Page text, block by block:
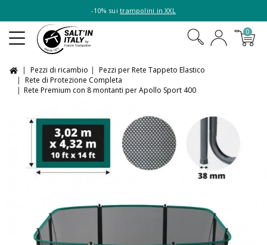
-10% suitrampolini in XXL
0
Pezzi di ricambio
Pezzi per Rete Tappeto Elastico
Rete di Protezione Completa
Rete Premium con 8 montanti per Apollo Sport 400